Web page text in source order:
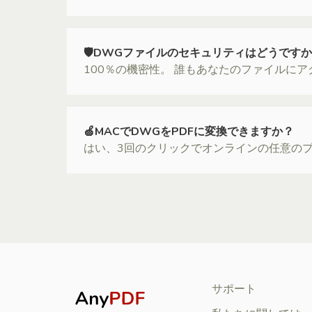
🛡DWGファイルのセキュリティはどうです
100％の機密性。 誰もあなたのファイルに
🍏MACでDWGをPDFに変換できますか？
はい、3回のクリックでオンラインの任意の
サポート